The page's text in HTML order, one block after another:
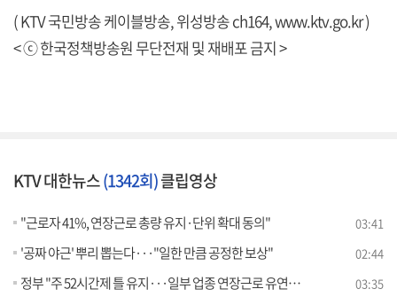
( KTV 국민방송 케이블방송, 위성방송 ch164,www.ktv.go.kr)
< ⓒ 한국정책방송원 무단전재 및 재배포 금지 >
KTV 대한뉴스(1342회)클립영상
"근로자 41%, 연장근로 총량 유지·단위 확대 동의" 03:41
'공짜 야근' 뿌리 뽑는다···"일한 만큼 공정한 보상" 02:44
정부 "주 52시간제 틀 유지···일부 업종 연장근로 유연화" [뉴스의 맥] 03:35